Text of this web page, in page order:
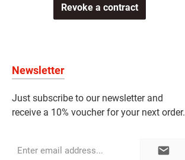
Revoke a contract
Newsletter
Just subscribe to our newsletter and
receive a 10% voucher for your next order.
address*